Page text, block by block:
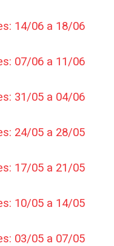
14/06 a 18/06
07/06 a 11/06
31/05 a 04/06
24/05 a 28/05
17/05 a 21/05
10/05 a 14/05
03/05 a 07/05